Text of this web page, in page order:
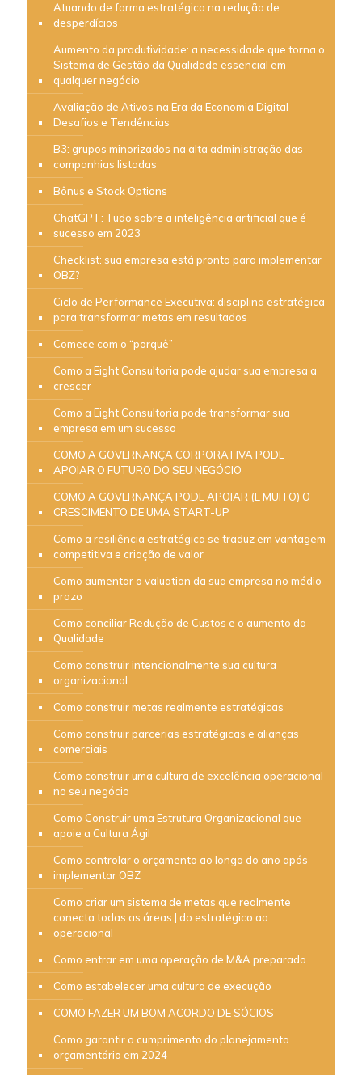
Atuando de forma estratégica na redução de
desperdícios
Aumento da produtividade: a necessidade que torna o
Sistema de Gestão da Qualidade essencial em
qualquer negócio
Avaliação de Ativos na Era da Economia Digital –
Desafios e Tendências
B3: grupos minorizados na alta administração das
companhias listadas
Bônus e Stock Options
ChatGPT: Tudo sobre a inteligência artificial que é
sucesso em 2023
Checklist: sua empresa está pronta para implementar
OBZ?
Ciclo de Performance Executiva: disciplina estratégica
para transformar metas em resultados
Comece com o “porquê”
Como a Eight Consultoria pode ajudar sua empresa a
crescer
Como a Eight Consultoria pode transformar sua
empresa em um sucesso
COMO A GOVERNANÇA CORPORATIVA PODE
APOIAR O FUTURO DO SEU NEGÓCIO
COMO A GOVERNANÇA PODE APOIAR (E MUITO) O
CRESCIMENTO DE UMA START-UP
Como a resiliência estratégica se traduz em vantagem
competitiva e criação de valor
Como aumentar o valuation da sua empresa no médio
prazo
Como conciliar Redução de Custos e o aumento da
Qualidade
Como construir intencionalmente sua cultura
organizacional
Como construir metas realmente estratégicas
Como construir parcerias estratégicas e alianças
comerciais
Como construir uma cultura de excelência operacional
no seu negócio
Como Construir uma Estrutura Organizacional que
apoie a Cultura Ágil
Como controlar o orçamento ao longo do ano após
implementar OBZ
Como criar um sistema de metas que realmente
conecta todas as áreas | do estratégico ao
operacional
Como entrar em uma operação de M&A preparado
Como estabelecer uma cultura de execução
COMO FAZER UM BOM ACORDO DE SÓCIOS
Como garantir o cumprimento do planejamento
orçamentário em 2024